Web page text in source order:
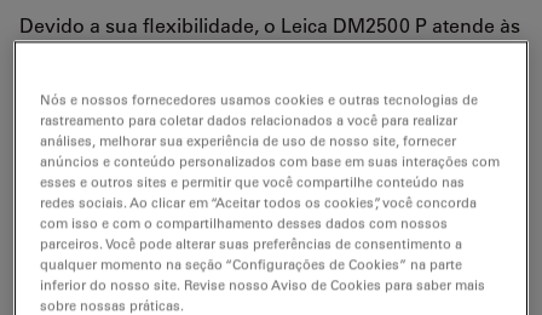
Devido a sua flexibilidade, o Leica DM2500 P atende às
qualidade. Há várias configurações diferentes
disponíveis.
As versáteis opções do instrumento atendem não
apenas aos requisitos de muitas aplicações, mas
também aos do seu orçamento.
Examine de perto as vantagens do nosso produto!
Nós e nossos fornecedores usamos cookies e outras tecnologias de
rastreamento para coletar dados relacionados a você para realizar
análises, melhorar sua experiência de uso de nosso site, fornecer
anúncios e conteúdo personalizados com base em suas interações com
esses e outros sites e permitir que você compartilhe conteúdo nas
redes sociais. Ao clicar em “Aceitar todos os cookies”, você concorda
com isso e com o compartilhamento desses dados com nossos
parceiros. Você pode alterar suas preferências de consentimento a
qualquer momento na seção “Configurações de Cookies” na parte
inferior do nosso site. Revise nosso Aviso de Cookies para saber mais
sobre nossas práticas.